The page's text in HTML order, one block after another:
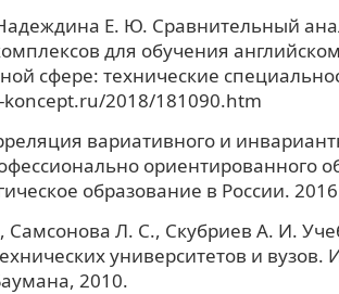
Е. Ю. Сравнительный
для обучения
сфере: технические
koncept.ru/2018/181090.htm
вариативного и
ориентированного
образование в России.
Самсонова Л. С., Скубриев А. И.
университетов и вузов.
2010.